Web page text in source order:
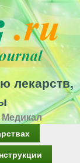
лекарств,
Медикал